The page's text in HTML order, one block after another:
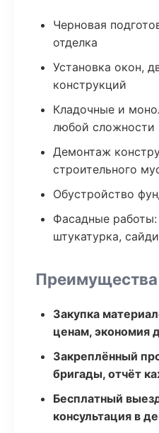
Черновая
отделка
Установка окон,
конструкций
Кладочные и
любой сложности
Демонтаж
строительного
Обустройство
Фасадные работы:
штукатурка,
Закупка
ценам, экономия
Закреплённый
бригады, отчёт
Бесплатный
консультация в